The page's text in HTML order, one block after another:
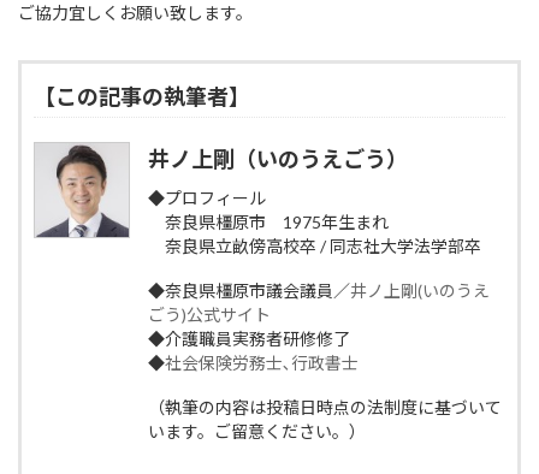
ご協力宜しくお願い致します。
【この記事の執筆者】
井ノ上剛（いのうえごう）
◆プロフィール
奈良県橿原市 1975年生まれ
奈良県立畝傍高校卒 / 同志社大学法学部卒
◆奈良県橿原市議会議員／井ノ上剛(いのうえ
ごう)公式サイト
◆介護職員実務者研修修了
◆社会保険労務士､行政書士
（執筆の内容は投稿日時点の法制度に基づいて
います。ご留意ください。）